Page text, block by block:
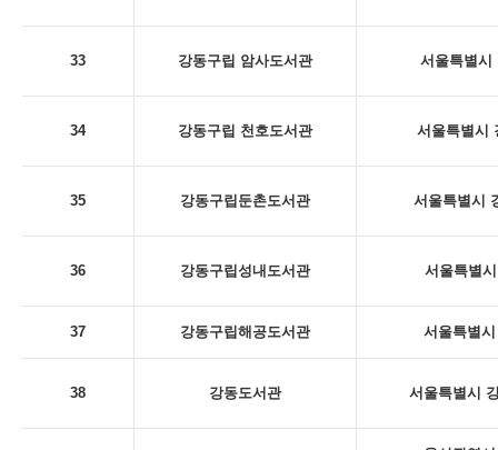
33 강동구립 암사도서관 서울특별시
34 강동구립 천호도서관 서울특별시
35 강동구립둔촌도서관 서울특별시
36 강동구립성내도서관 서울특별
37 강동구립해공도서관 서울특별
38 강동도서관 서울특별시